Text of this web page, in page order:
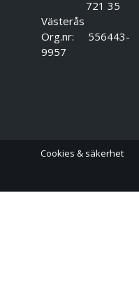
721 35
Västerås
Org.nr: 556443-
9957
Cookies & säkerhet